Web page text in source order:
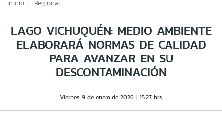
Inicio Regional
LAGO VICHUQUÉN: MEDIO AMBIENTE
ELABORARÁ NORMAS DE CALIDAD
PARA AVANZAR EN SU
DESCONTAMINACIÓN
Viernes 9 de enero de 2026 15:27 hrs